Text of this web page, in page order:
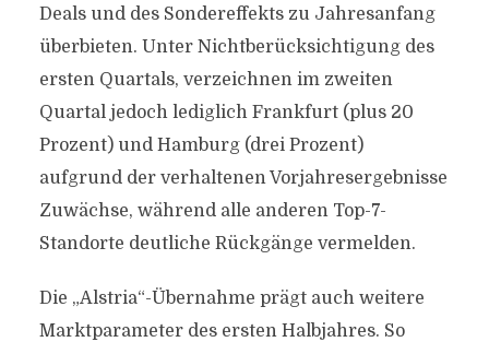
Deals und des Sondereffekts zu Jahresanfang
überbieten. Unter Nichtberücksichtigung des
ersten Quartals, verzeichnen im zweiten
Quartal jedoch lediglich Frankfurt (plus 20
Prozent) und Hamburg (drei Prozent)
aufgrund der verhaltenen Vorjahresergebnisse
Zuwächse, während alle anderen Top-7-
Standorte deutliche Rückgänge vermelden.
Die „Alstria“-Übernahme prägt auch weitere
Marktparameter des ersten Halbjahres. So